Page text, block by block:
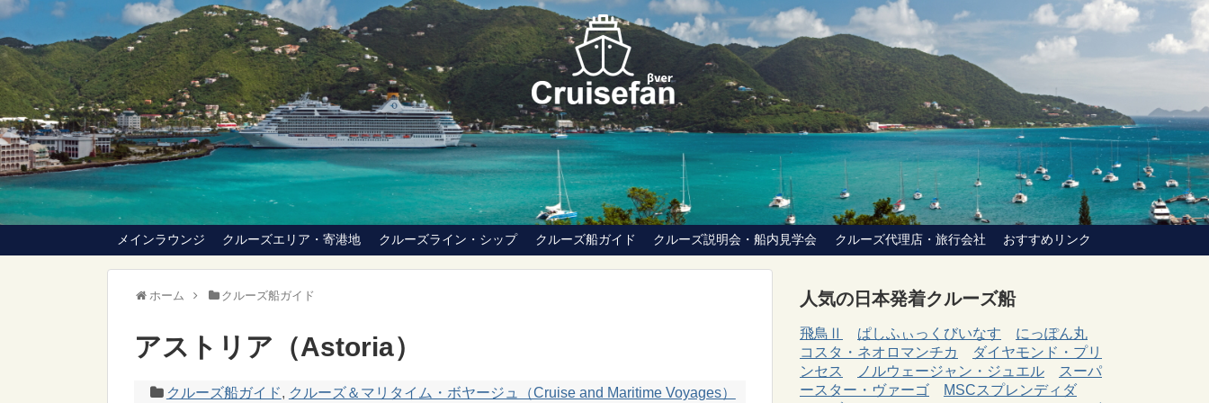
メインラウンジ クルーズエリア・寄港地 クルーズライン・シップ クルーズ船ガイド クルーズ説明会・船内見学会 クルーズ代理店・旅行会社 おすすめリンク
ホーム クルーズ船ガイド
アストリア（Astoria）
クルーズ船ガイド, クルーズ＆マリタイム・ボヤージュ（Cruise and Maritime Voyages）
人気の日本発着クルーズ船
飛鳥Ⅱ ぱしふぃっくびいなす
にっぽん丸
コスタ・ネオロマンチカ
ダイヤモンド・プリ
ンセス
ノルウェージャン・ジュエル
スーパ
ースター・ヴァーゴ
MSCスプレンディダ